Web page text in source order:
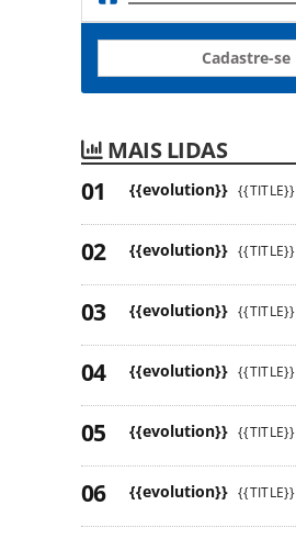
Cadastre-se
MAIS LIDAS
{{evolution}} {{TITLE}}
{{evolution}} {{TITLE}}
{{evolution}} {{TITLE}}
{{evolution}} {{TITLE}}
{{evolution}} {{TITLE}}
{{evolution}} {{TITLE}}